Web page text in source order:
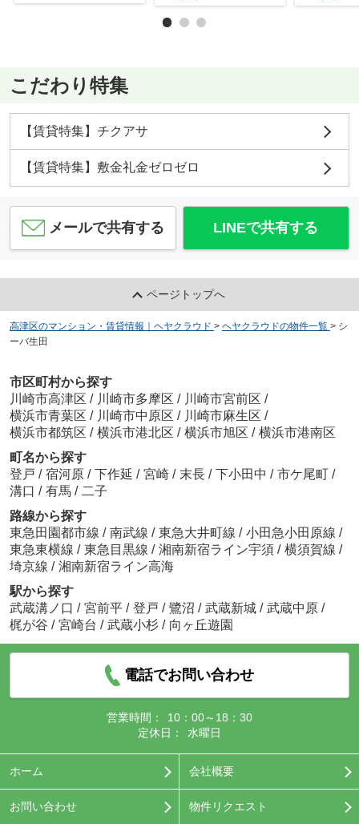
こだわり特集
【賃貸特集】チクアサ
【賃貸特集】敷金礼金ゼロゼロ
メールで共有する LINEで共有する
ページトップへ
高津区のマンション・賃貸情報｜ヘヤクラウド > ヘヤクラウドの物件一覧 > シ
ーバ生田
市区町村から探す
川崎市高津区 / 川崎市多摩区 / 川崎市宮前区 /
横浜市青葉区 / 川崎市中原区 / 川崎市麻生区 /
横浜市都筑区 / 横浜市港北区 / 横浜市旭区 / 横浜市港南区
町名から探す
登戸 / 宿河原 / 下作延 / 宮崎 / 末長 / 下小田中 / 市ケ尾町 /
溝口 / 有馬 / 二子
路線から探す
東急田園都市線 / 南武線 / 東急大井町線 / 小田急小田原線 /
東急東横線 / 東急目黒線 / 湘南新宿ライン宇須 / 横須賀線 /
埼京線 / 湘南新宿ライン高海
駅から探す
武蔵溝ノ口 / 宮前平 / 登戸 / 鷺沼 / 武蔵新城 / 武蔵中原 /
梶が谷 / 宮崎台 / 武蔵小杉 / 向ヶ丘遊園
電話でお問い合わせ
営業時間：
10：00～18：30
定休日：
水曜日
ホーム 会社概要
お問い合わせ 物件リクエスト